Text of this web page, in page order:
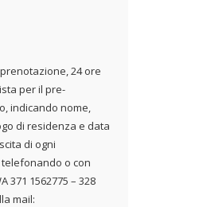
24 ore
per il pre-
indicando nome,
di residenza e data
di ogni
o con
371 1562775 – 328
mail: